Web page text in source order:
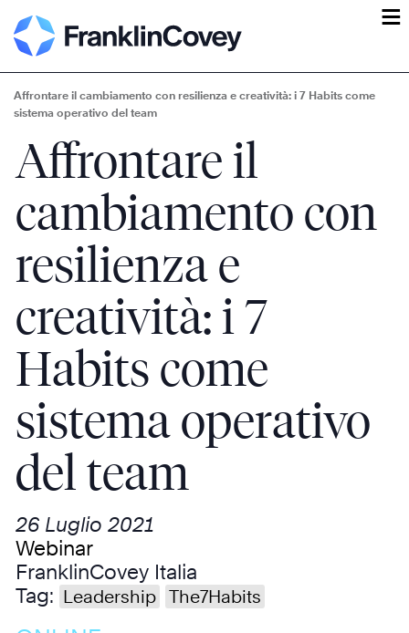
ĕ
Affrontare il cambiamento con resilienza e creatività: i 7 Habits come
sistema operativo del team
Affrontare il
cambiamento con
resilienza e
creatività: i 7
Habits come
sistema operativo
del team
26 Luglio 2021
Webinar
FranklinCovey Italia
Tag: Leadership The7Habits